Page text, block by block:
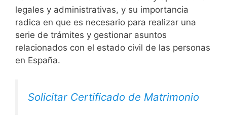
legales y administrativas, y su importancia
radica en que es necesario para realizar una
serie de trámites y gestionar asuntos
relacionados con el estado civil de las personas
en España.
Solicitar Certificado de Matrimonio